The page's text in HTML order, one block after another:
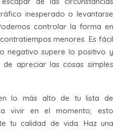
inesperado o levantarse
controlar la forma en
menores. Es fácil
negativo supere lo positivo y
de apreciar las cosas simples
lo más alto de tu lista de
vivir en el momento; esto
tu calidad de vida. Haz una